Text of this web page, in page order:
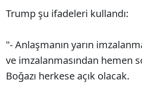
Trump şu ifadeleri kullandı:
"- Anlaşmanın yarın
ve imzalanmasından hemen
Boğazı herkese açık olacak.